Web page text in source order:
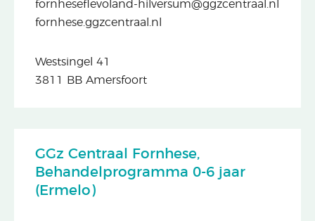
fornheseflevoland-hilversum@ggzcentraal.nl
fornhese.ggzcentraal.nl
Westsingel 41
3811 BB Amersfoort
GGz Centraal Fornhese,
Behandelprogramma 0-6 jaar
(Ermelo)